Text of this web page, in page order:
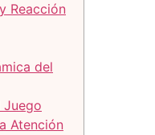
Reacción
del
Atención